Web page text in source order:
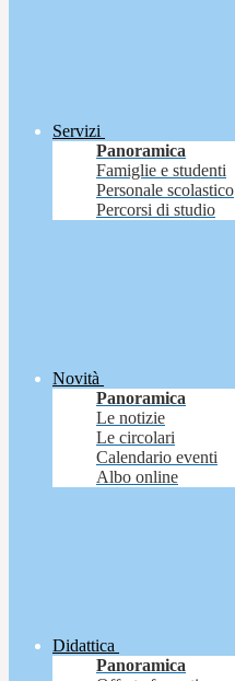
Servizi
Panoramica
Famiglie e studenti
Personale scolastico
Percorsi di studio
Novità
Panoramica
Le notizie
Le circolari
Calendario eventi
Albo online
Didattica
Panoramica